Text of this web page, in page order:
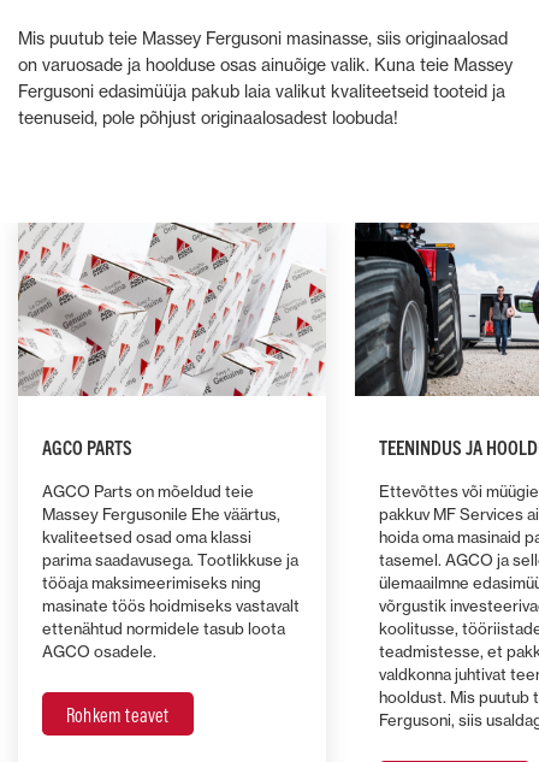
Mis puutub teie Massey Fergusoni masinasse, siis originaalosad
on varuosade ja hoolduse osas ainuõige valik. Kuna teie Massey
Fergusoni edasimüüja pakub laia valikut kvaliteetseid tooteid ja
teenuseid, pole põhjust originaalosadest loobuda!
AGCO PARTS
AGCO Parts on mõeldud teie
Massey Fergusonile Ehe väärtus,
kvaliteetsed osad oma klassi
parima saadavusega. Tootlikkuse ja
tööaja maksimeerimiseks ning
masinate töös hoidmiseks vastavalt
ettenähtud normidele tasub loota
AGCO osadele.
Rohkem teavet
TEENINDUS JA
Ettevõttes või
pakkuv MF Services
hoida oma masinaid
tasemel. AGCO ja
ülemaailmne
võrgustik
koolitusse,
teadmistesse, et
valdkonna juhtivat
hooldust. Mis puutub
Fergusoni, siis